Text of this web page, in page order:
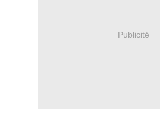
Publicité